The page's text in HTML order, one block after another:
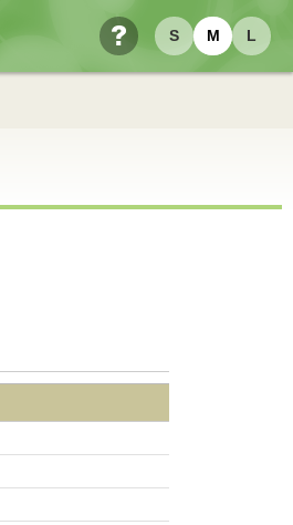
S M L
ヘルプ